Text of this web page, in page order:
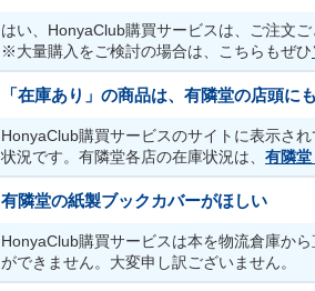
はい、HonyaClub購買サービスは、ご注文
※大量購入をご検討の場合は、こちらもぜひ
「在庫あり」の商品は、有隣堂の店頭に
HonyaClub購買サービスのサイトに表示さ
状況です。有隣堂各店の在庫状況は、 有隣
有隣堂の紙製ブックカバーがほしい
HonyaClub購買サービスは本を物流倉庫か
ができません。大変申し訳ございません。